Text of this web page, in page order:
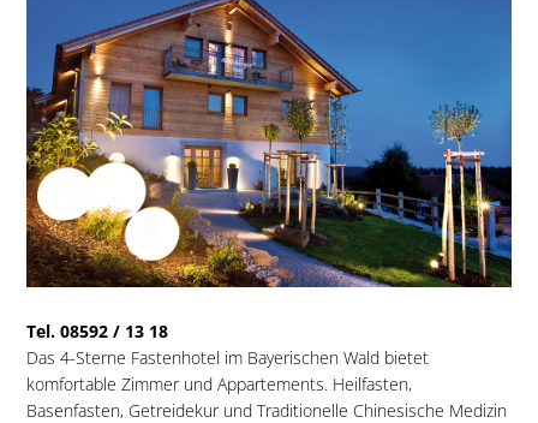
Tel. 08592 / 13 18
Das 4-Sterne Fastenhotel im Bayerischen Wald bietet
komfortable Zimmer und Appartements. Heilfasten,
Basenfasten, Getreidekur und Traditionelle Chinesische Medizin